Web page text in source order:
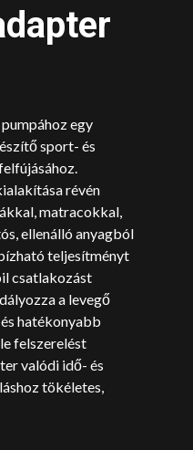
pumpához egy
sport- és
révén
matracokkal,
ellenálló anyagból
teljesítményt
csatlakozást
a levegő
hatékonyabb
felszerelést
valódi idő- és
tökéletes,